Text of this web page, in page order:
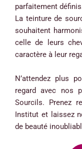
parfaitement
La teinture de
souhaitent
celle de leurs
caractère à leur
N’attendez plus
regard avec nos
Sourcils. Prenez
Institut et laissez
de beauté